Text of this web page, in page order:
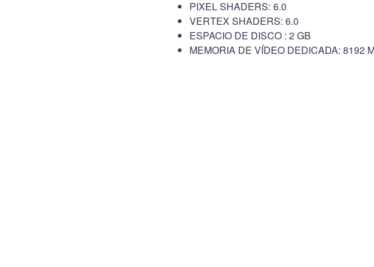
PIXEL SHADERS: 6.0
VERTEX SHADERS: 6.0
ESPACIO DE DISCO : 2 GB
MEMORIA DE VÍDEO DEDICADA: 8192